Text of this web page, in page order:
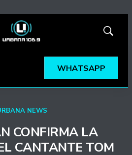
Mostrar
WHATSAPP
NEWS
CONFIRMA LA
CANTANTE TOM